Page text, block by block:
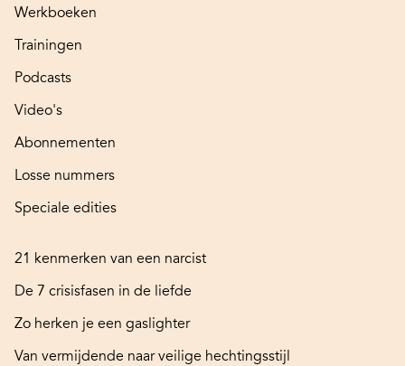
Werkboeken
Trainingen
Podcasts
Video's
Abonnementen
Losse nummers
Speciale edities
21 kenmerken van een narcist
De 7 crisisfasen in de liefde
Zo herken je een gaslighter
Van vermijdende naar veilige hechtingsstijl